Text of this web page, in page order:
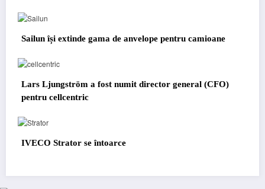
Sailun își extinde gama de anvelope pentru camioane
Lars Ljungström a fost numit director general (CFO)
pentru cellcentric
IVECO Strator se întoarce